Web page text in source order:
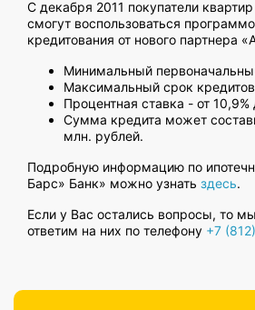
С декабря 2011 покупатели
смогут воспользоваться
кредитования от нового партнера
Минимальный
Максимальный срок
Процентная ставка - от 10,9%
Сумма кредита может
млн. рублей.
Подробную информацию по
Барс» Банк» можно узнать здесь.
Если у Вас остались вопросы, то
ответим на них по телефону +7